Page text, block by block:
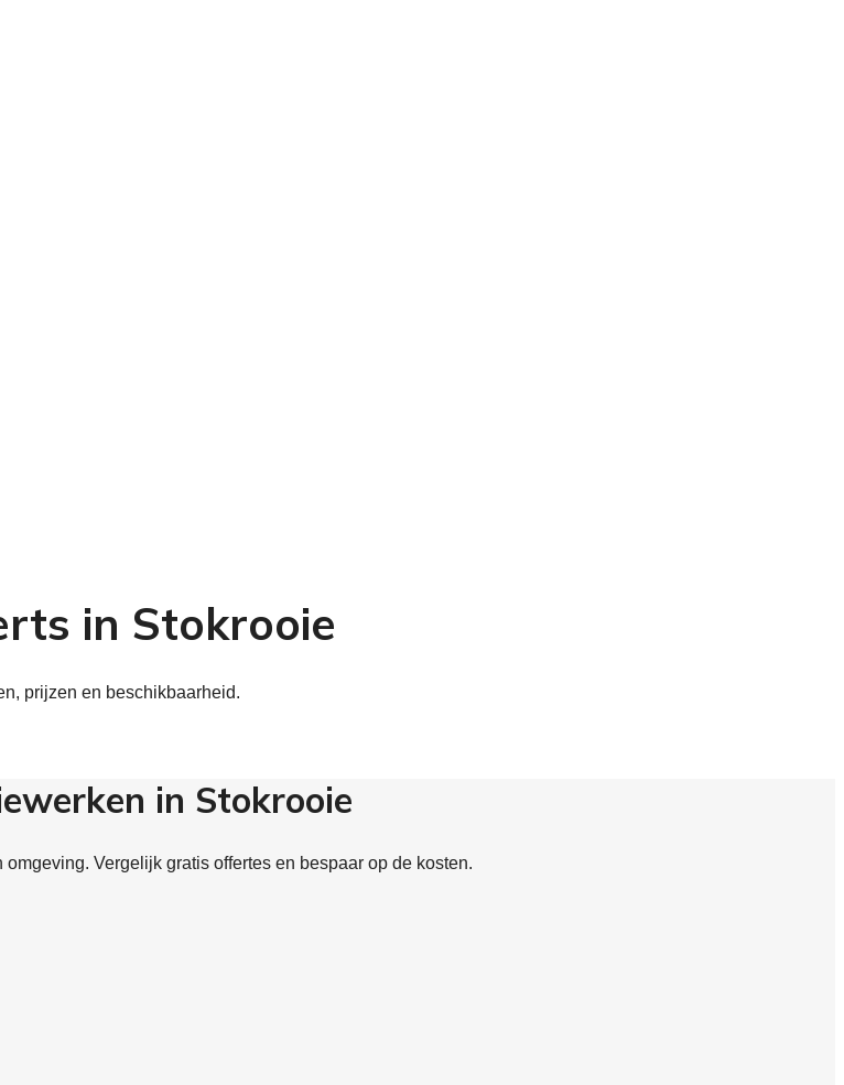
in Stokrooie
prijzen en beschikbaarheid.
in Stokrooie
Vergelijk gratis offertes en bespaar op de kosten.